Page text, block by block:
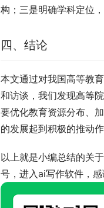
构；三是明确学科定位，
四、结论
本文通过对我国高等教
和访谈，我们发现高等
要优化教育资源分布、
的发展起到积极的推动作
以上就是小编总结的关
号，进入ai写作软件，感